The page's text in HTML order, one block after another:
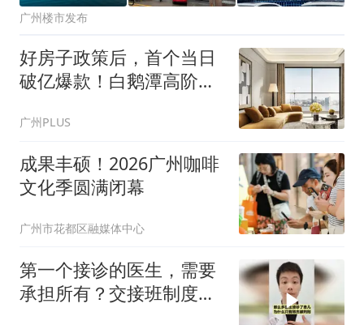
广州楼市发布
好房子政策后，首个当日
破亿爆款！白鹅潭高阶生
广州PLUS
成果丰硕！2026广州咖啡
文化季圆满闭幕
广州市花都区融媒体中心
第一个接诊的医生，需要
承担所有？交接班制度还